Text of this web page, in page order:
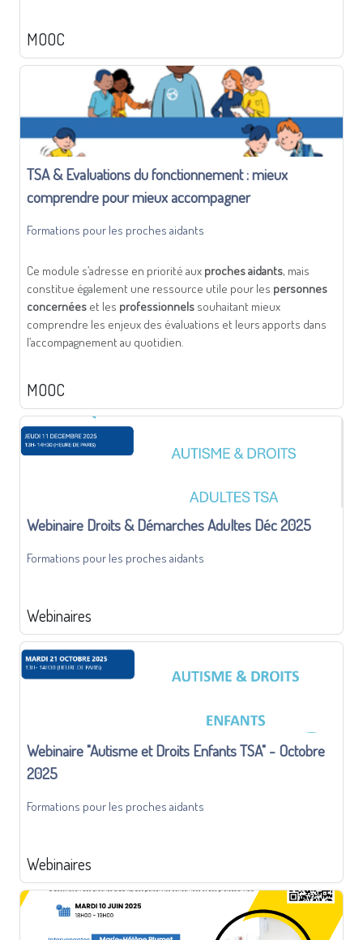
MOOC
TSA & Evaluations du fonctionnement : mieux
comprendre pour mieux accompagner
Formations pour les proches aidants
Ce module s’adresse en priorité aux proches aidants, mais
constitue également une ressource utile pour les personnes
concernées et les professionnels souhaitant mieux
comprendre les enjeux des évaluations et leurs apports dans
l’accompagnement au quotidien.
MOOC
Webinaire Droits & Démarches Adultes Déc 2025
Formations pour les proches aidants
Webinaires
Webinaire "Autisme et Droits Enfants TSA" - Octobre
2025
Formations pour les proches aidants
Webinaires